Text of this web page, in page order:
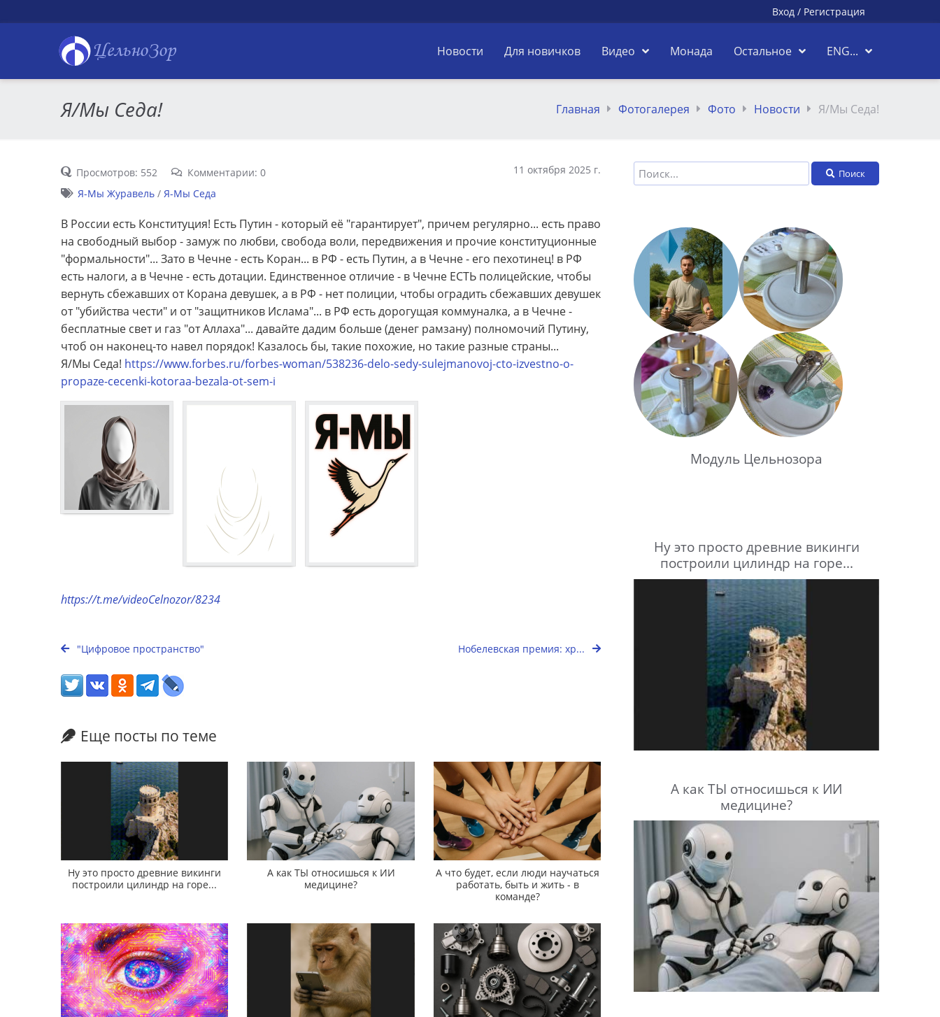
Вход / Регистрация
ЦельноЗор Новости Для новичков Видео Монада Остальное ENG...
Я/Мы Седа! Главная Фотогалерея Фото Новости Я/Мы Седа!
Просмотров: 552 Комментарии: 0
11 октября 2025 г.
Я-Мы Журавель/ Я-Мы Седа
В России есть Конституция! Есть Путин - который её "гарантирует", причем регулярно... есть право
на свободный выбор - замуж по любви, свобода воли, передвижения и прочие конституционные
"формальности"... Зато в Чечне - есть Коран... в РФ - есть Путин, а в Чечне - его пехотинец! в РФ
есть налоги, а в Чечне - есть дотации. Единственное отличие - в Чечне ЕСТЬ полицейские, чтобы
вернуть сбежавших от Корана девушек, а в РФ - нет полиции, чтобы оградить сбежавших девушек
от "убийства чести" и от "защитников Ислама"... в РФ есть дорогущая коммуналка, а в Чечне -
бесплатные свет и газ "от Аллаха"... давайте дадим больше (денег рамзану) полномочий Путину,
чтоб он наконец-то навел порядок! Казалось бы, такие похожие, но такие разные страны...
Я/Мы Седа! https://www.forbes.ru/forbes-woman/538236-delo-sedy-sulejmanovoj-cto-izvestno-o-
propaze-cecenki-kotoraa-bezala-ot-sem-i
https://t.me/videoCelnozor/8234
"Цифровое пространство" Нобелевская премия: хр...
Еще посты по теме
Ну это просто древние викинги
построили цилиндр на горе...
А как ТЫ относишься к ИИ
медицине?
А что будет, если люди научаться
работать, быть и жить - в
команде?
Поиск
Модуль Цельнозора
Ну это просто древние викинги
построили цилиндр на горе...
А как ТЫ относишься к ИИ
медицине?